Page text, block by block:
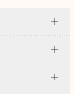
Plus
Plus
Plus